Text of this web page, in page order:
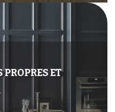
PROPRES ET